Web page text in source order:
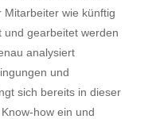
wie künftig
und gearbeitet werden
analysiert
und
sich bereits in dieser
how ein und